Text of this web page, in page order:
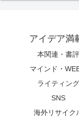
アイデア満
本関連・書評
マインド・
ライティング
SNS
海外リサイク